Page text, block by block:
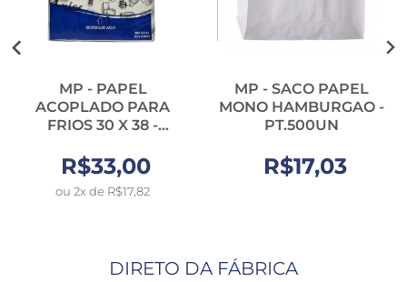
MP - PAPEL
ACOPLADO PARA
FRIOS 30 X 38 -
R$33,00
ou 2x de R$17,82
MP - SACO PAPEL
MONO HAMBURGAO -
PT.500UN
R$17,03
DIRETO DA FÁBRICA